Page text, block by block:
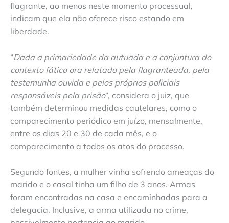
flagrante, ao menos neste momento processual,
indicam que ela não oferece risco estando em
liberdade.
“Dada a primariedade da autuada e a conjuntura do
contexto fático ora relatado pela flagranteada, pela
testemunha ouvida e pelos próprios policiais
responsáveis pela prisão“, considera o juiz, que
também determinou medidas cautelares, como o
comparecimento periódico em juízo, mensalmente,
entre os dias 20 e 30 de cada mês, e o
comparecimento a todos os atos do processo.
Segundo fontes, a mulher vinha sofrendo ameaças do
marido e o casal tinha um filho de 3 anos. Armas
foram encontradas na casa e encaminhadas para a
delegacia. Inclusive, a arma utilizada no crime,